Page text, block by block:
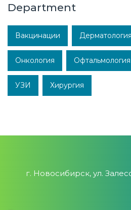
Department
Вакцинации Дерматология
Онкология Офтальмология
УЗИ Хирургия
г. Новосибирск, ул.